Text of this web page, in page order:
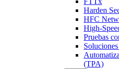
Harden
HFC
High-
Pruebas
(TPA)